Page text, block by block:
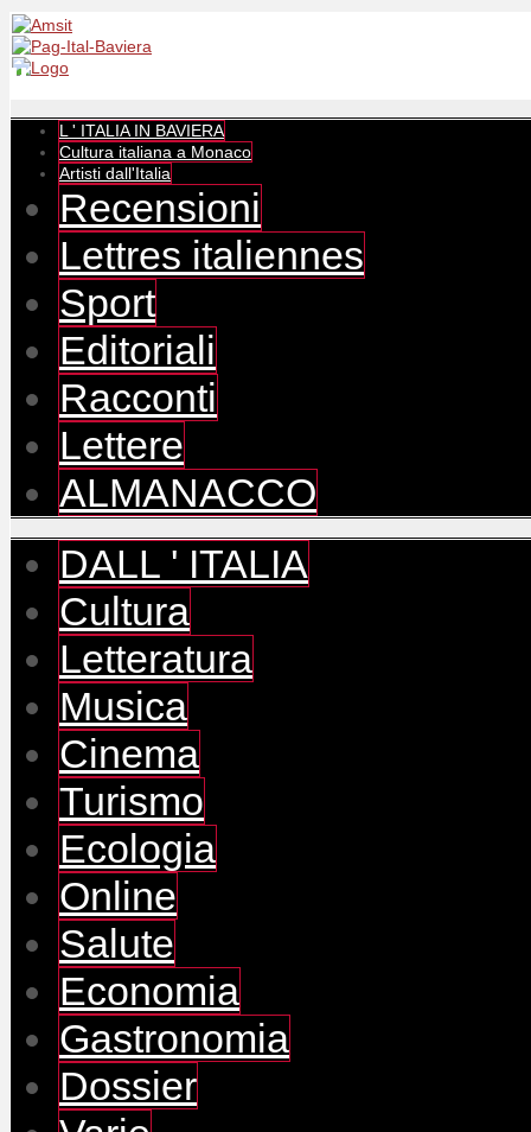
L ' ITALIA IN BAVIERA
Cultura italiana a Monaco
Artisti dall'Italia
Recensioni
Lettres italiennes
Sport
Editoriali
Racconti
Lettere
ALMANACCO
DALL ' ITALIA
Cultura
Letteratura
Musica
Cinema
Turismo
Ecologia
Online
Salute
Economia
Gastronomia
Dossier